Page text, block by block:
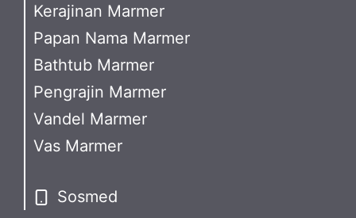
Kerajinan Marmer
Papan Nama Marmer
Bathtub Marmer
Pengrajin Marmer
Vandel Marmer
Vas Marmer
Sosmed